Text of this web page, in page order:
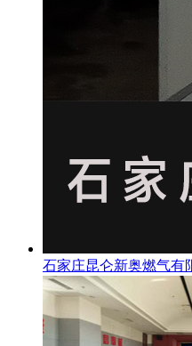
石家庄昆仑新奥燃气有